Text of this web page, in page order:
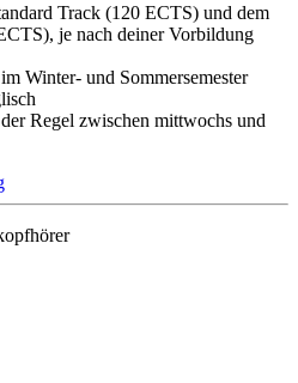
Track (120 ECTS) und dem
je nach deiner Vorbildung
Winter- und Sommersemester
Regel zwischen mittwochs und